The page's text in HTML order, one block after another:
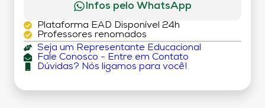
Infos pelo WhatsApp
Plataforma EAD Disponível 24h
Professores renomados
Seja um Representante Educacional
Fale Conosco - Entre em Contato
Dúvidas? Nós ligamos para você!